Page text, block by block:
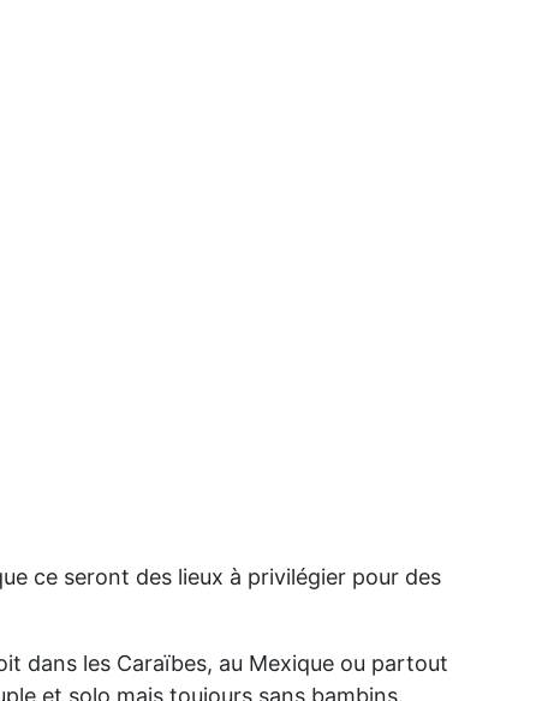
ce seront des lieux à privilégier pour des
dans les Caraïbes, au Mexique ou partout
et solo mais toujours sans bambins.